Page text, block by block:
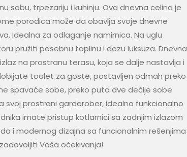
sobu, trpezariju i kuhinju. Ova dnevna celina je
porodica može da obavlja svoje dnevne
idealna za odlaganje namirnica. Na uglu
pružiti posebnu toplinu i dozu luksuza. Dnevna
na prostranu terasu, koja se dalje nastavlja i
toalet za goste, postavljen odmah preko
spavaće sobe, preko puta dve dečije sobe
svoj prostrani garderober, idealno funkcionalno
imate pristup kotlarnici sa zadnjim izlazom
i modernog dizajna sa funcionalnim rešenjima
Vaša očekivanja!